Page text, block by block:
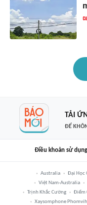
TẢI
ĐỂ
Điều khoản sử dụng
Australia Đại Học
Việt Nam-Australia
Trịnh Khắc Cường
Điểm
Xaysomphone